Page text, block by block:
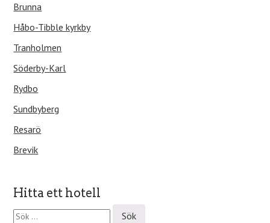
Brunna
Håbo-Tibble kyrkby
Tranholmen
Söderby-Karl
Rydbo
Sundbyberg
Resarö
Brevik
Hitta ett hotell
S